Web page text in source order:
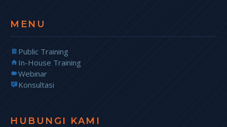
MENU
Public Training
In-House Training
Webinar
Konsultasi
HUBUNGI KAMI